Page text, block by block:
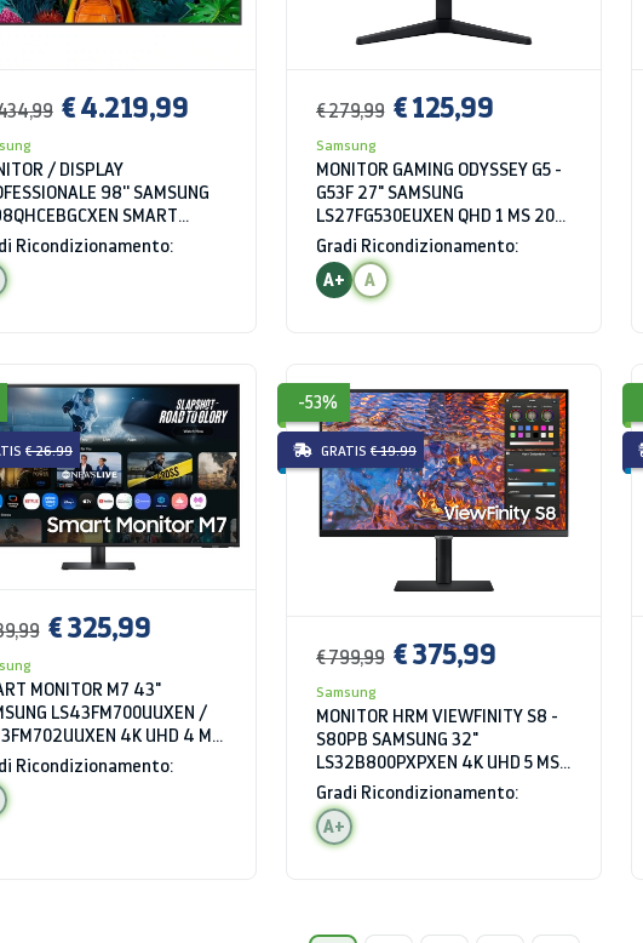
€ 4.219,99
/ DISPLAY
98'' SAMSUNG
SMART
SERIE QHC 4K UHD 8
HDMI USB BLUETOOTH
Ricondizionamento:
€ 279,99 € 125,99
Samsung
MONITOR GAMING ODYSSEY G5 -
G53F 27" SAMSUNG
LS27FG530EUXEN QHD 1 MS 200
HZ HDR
Gradi Ricondizionamento:
A+
A
€ 26.99
€ 325,99
MONITOR M7 43"
LS43FM700UUXEN /
4K UHD 4 MS
HDMI HUB USB BLUETOOTH
Ricondizionamento:
-53%
GRATIS € 19.99
€ 799,99 € 375,99
Samsung
MONITOR HRM VIEWFINITY S8 -
S80PB SAMSUNG 32"
LS32B800PXPXEN 4K UHD 5 MS
60 HZ HDR HDMI HUB USB
Gradi Ricondizionamento:
A+